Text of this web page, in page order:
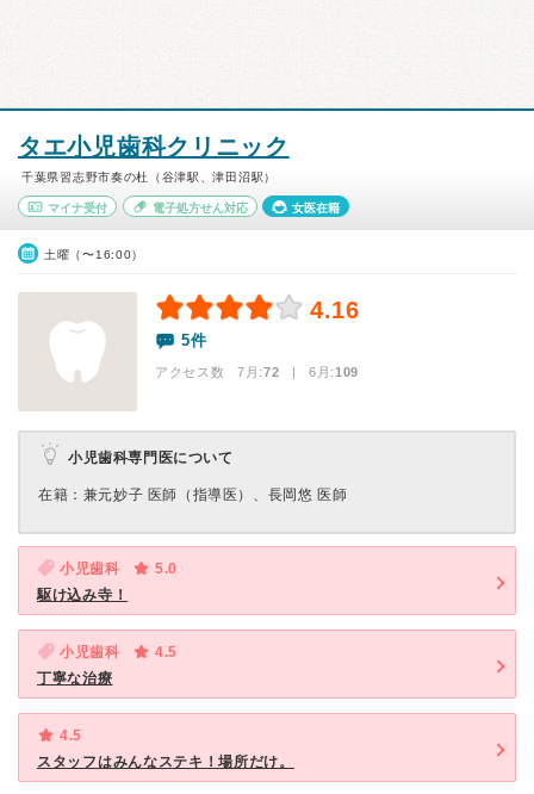
タエ小児歯科クリニック
千葉県習志野市奏の杜（谷津駅、津田沼駅）
マイナ受付 電子処方せん対応 女医在籍
土曜（〜16:00）
4.16
5件
アクセス数 7月:72 | 6月:109
小児歯科専門医について
在籍：兼元妙子 医師（指導医）、長岡悠 医師
小児歯科
5.0
駆け込み寺！
小児歯科
4.5
丁寧な治療
4.5
スタッフはみんなステキ！場所だけ。